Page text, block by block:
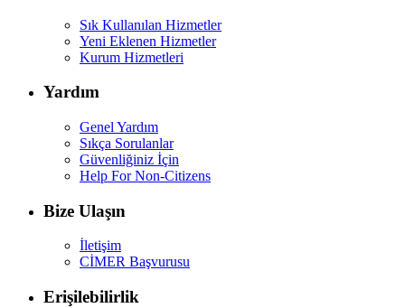
Sık Kullanılan Hizmetler
Yeni Eklenen Hizmetler
Kurum Hizmetleri
Yardım
Genel Yardım
Sıkça Sorulanlar
Güvenliğiniz İçin
Help For Non-Citizens
Bize Ulaşın
İletişim
CİMER Başvurusu
Erişilebilirlik